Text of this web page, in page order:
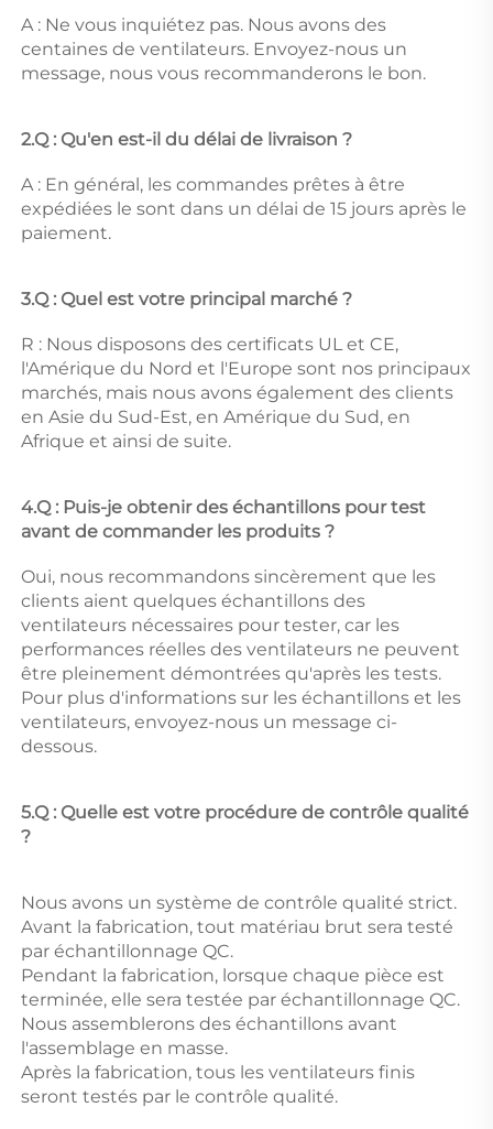
A : Ne vous inquiétez pas. Nous avons des
centaines de ventilateurs. Envoyez-nous un
message, nous vous recommanderons le bon.
2.Q : Qu'en est-il du délai de livraison ?
A : En général, les commandes prêtes à être
expédiées le sont dans un délai de 15 jours après le
paiement.
3.Q : Quel est votre principal marché ?
R : Nous disposons des certificats UL et CE,
l'Amérique du Nord et l'Europe sont nos principaux
marchés, mais nous avons également des clients
en Asie du Sud-Est, en Amérique du Sud, en
Afrique et ainsi de suite.
4.Q : Puis-je obtenir des échantillons pour test
avant de commander les produits ?
Oui, nous recommandons sincèrement que les
clients aient quelques échantillons des
ventilateurs nécessaires pour tester, car les
performances réelles des ventilateurs ne peuvent
être pleinement démontrées qu'après les tests.
Pour plus d'informations sur les échantillons et les
ventilateurs, envoyez-nous un message ci-
dessous.
5.Q : Quelle est votre procédure de contrôle qualité
?
Nous avons un système de contrôle qualité strict.
Avant la fabrication, tout matériau brut sera testé
par échantillonnage QC.
Pendant la fabrication, lorsque chaque pièce est
terminée, elle sera testée par échantillonnage QC.
Nous assemblerons des échantillons avant
l'assemblage en masse.
Après la fabrication, tous les ventilateurs finis
seront testés par le contrôle qualité.